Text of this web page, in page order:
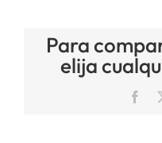
Para
elija